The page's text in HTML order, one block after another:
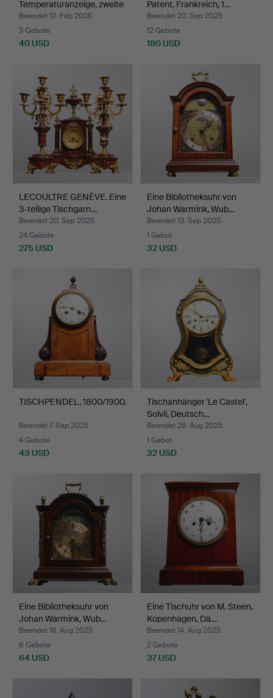
Temperaturanzeige, zweite
Häl…
Beendet 13. Feb 2026
3 Gebote
40 USD
Patent, Frankreich, 1…
Beendet 20. Sep 2025
12 Gebote
180 USD
LECOULTRE GENÈVE. Eine
3-teilige Tischgarn…
Beendet 20. Sep 2025
24 Gebote
275 USD
Eine Bibliotheksuhr von
Johan Warmink, Wub…
Beendet 13. Sep 2025
1 Gebot
32 USD
TISCHPENDEL, 1800/1900.
Beendet 7. Sep 2025
4 Gebote
43 USD
Tischanhänger 'Le Castel',
Solvil, Deutsch…
Beendet 26. Aug 2025
1 Gebot
32 USD
Eine Bibliotheksuhr von
Johan Warmink, Wub…
Beendet 16. Aug 2025
8 Gebote
64 USD
Eine Tischuhr von M. Steen,
Kopenhagen, Dä…
Beendet 14. Aug 2025
2 Gebote
37 USD